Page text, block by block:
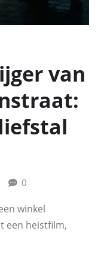
van
0
winkel
een heistfilm,